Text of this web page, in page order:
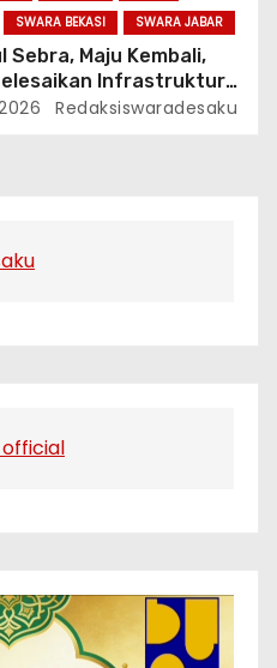
SWARA BEKASI SWARA JABAR
Sebra, Maju Kembali,
Infrastruktur
Warga Jaga Persatuan
Redaksiswaradesaku